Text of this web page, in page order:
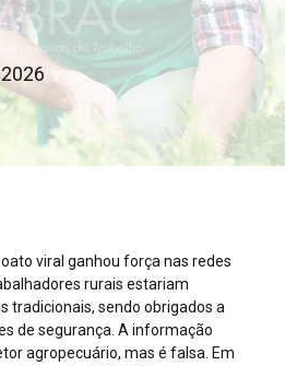
viral ganhou força nas redes
rurais estariam
tradicionais, sendo obrigados a
de segurança. A informação
agropecuário, mas é falsa. Em